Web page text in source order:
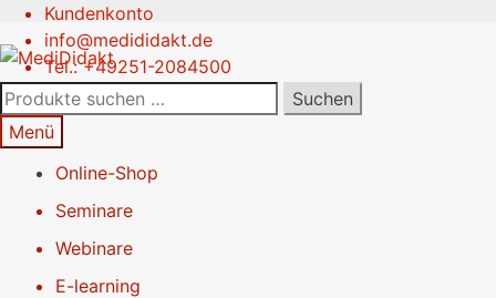
Kundenkonto
info@medididakt.de
Tel.: +49251-2084500
Zur
Navigation
springen
Springe
zum
Inhalt
Suchen
nach:
Suchen
Menü
Online-Shop
Seminare
Webinare
E-learning